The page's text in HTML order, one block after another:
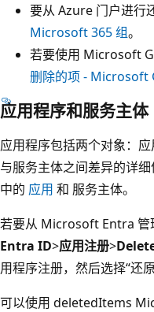
要从 Azure 门户进行
Microsoft 365 组。
若要使用 Microsoft
删除的项 - Microsoft
应用程序和服务主体
应用程序包括两个对象：
与服务主体之间差异的详
中的 应用 和 服务主体。
若要从 Microsoft Entra 管
Entra ID>应用注册>
用程序注册，然后选择“还原
可以使用 deletedItems